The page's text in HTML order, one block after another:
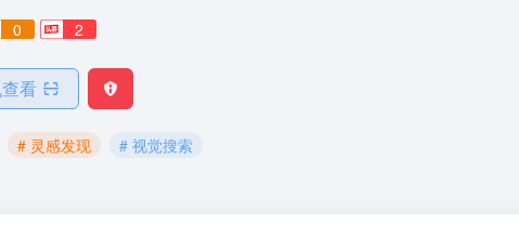
0 2
看
# 灵感发现 # 视觉搜索